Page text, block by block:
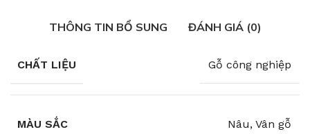
THÔNG TIN BỔ SUNG ĐÁNH GIÁ (0)
CHẤT LIỆU Gỗ công nghiệp
MÀU SẮC Nâu, Vân gỗ